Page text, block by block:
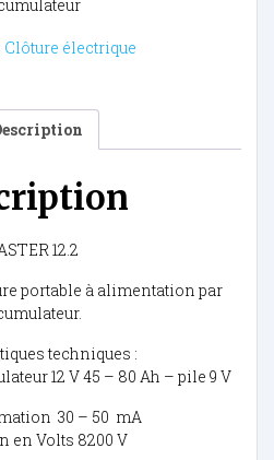
Clôture électrique
12.2
portable à alimentation par
techniques :
12 V 45 – 80 Ah – pile 9 V
30 – 50 mA
en Volts 8200 V